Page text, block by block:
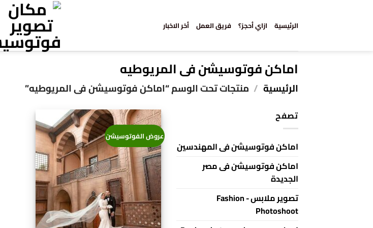
الرئيسية ازاي أحجز؟ فريق العمل أخر الاخبار
اماكن فوتوسيشن فى المريوطيه
الرئيسية / منتجات تحت الوسم “اماكن فوتوسيشن فى المريوطيه”
تصفح
اماكن فوتوسيشن فى المهندسين
اماكن فوتوسيشن فى مصر
الجديدة
تصوير ملابس - Fashion
Photoshoot
عروض الفوتوسيشن